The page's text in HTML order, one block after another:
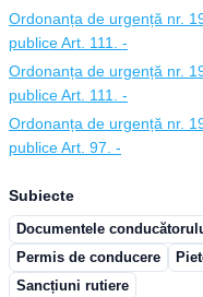
Ordonanța de urgență nr.
publice Art. 111. -
Ordonanța de urgență nr.
publice Art. 111. -
Ordonanța de urgență nr.
publice Art. 97. -
Subiecte
Documentele
Permis de conducere
Sancțiuni rutiere